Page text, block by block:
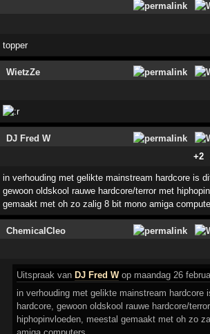
topper
WietzZe
DJ Fred W
+2
in verhouding met gelikte mainstream hardcore is
gewoon oldskool rauwe hardcore/terror met
gemaakt met oh zo zalig 8 bit mono amiga
ChemicalCleo
Uitspraak van DJ Fred Wop maandag 26
in verhouding met gelikte mainstream hardcore
hardcore, gewoon oldskool rauwe hardcore/
hiphopinvloeden, meestal gemaakt met oh zo